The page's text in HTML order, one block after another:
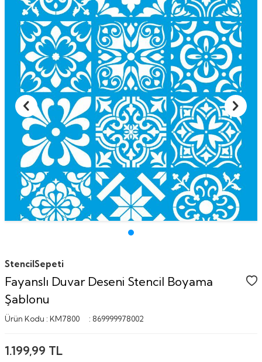
StencilSepeti
Fayanslı Duvar Deseni Stencil Boyama
Şablonu
Ürün Kodu : KM7800 : 869999978002
1.199,99 TL